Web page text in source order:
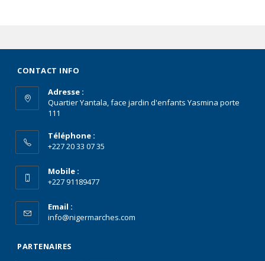
CONTACT INFO
Adresse :
Quartier Yantala, face jardin d'enfants Yasmina porte
111
Téléphone :
+227 20 33 07 35
Mobile :
+227 91189477
Email :
info@nigermarches.com
PARTENAIRES